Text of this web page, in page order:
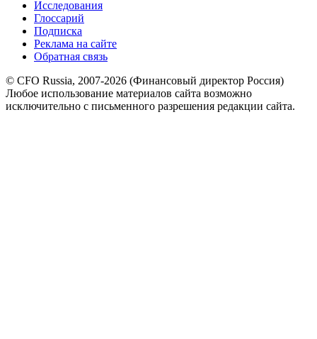
Исследования
Глоссарий
Подписка
Реклама на сайте
Обратная связь
© CFO Russia, 2007-2026 (Финансовый директор Россия)
Любое использование материалов сайта возможно
исключительно с письменного разрешения редакции сайта.